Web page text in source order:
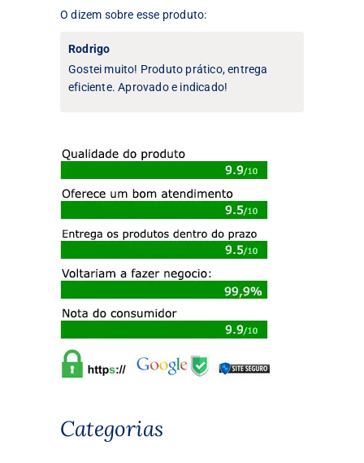
O dizem sobre esse produto:
Rodrigo
Gostei muito! Produto prático, entrega
eficiente. Aprovado e indicado!
Categorias